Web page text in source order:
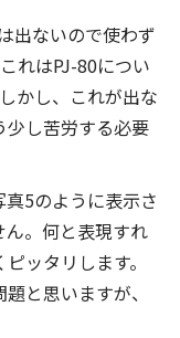
出ないので使わず
れはPJ-80につい
かし、これが出な
少し苦労する必要
5のように表示さ
。何と表現すれ
ッタリします。
と思いますが、